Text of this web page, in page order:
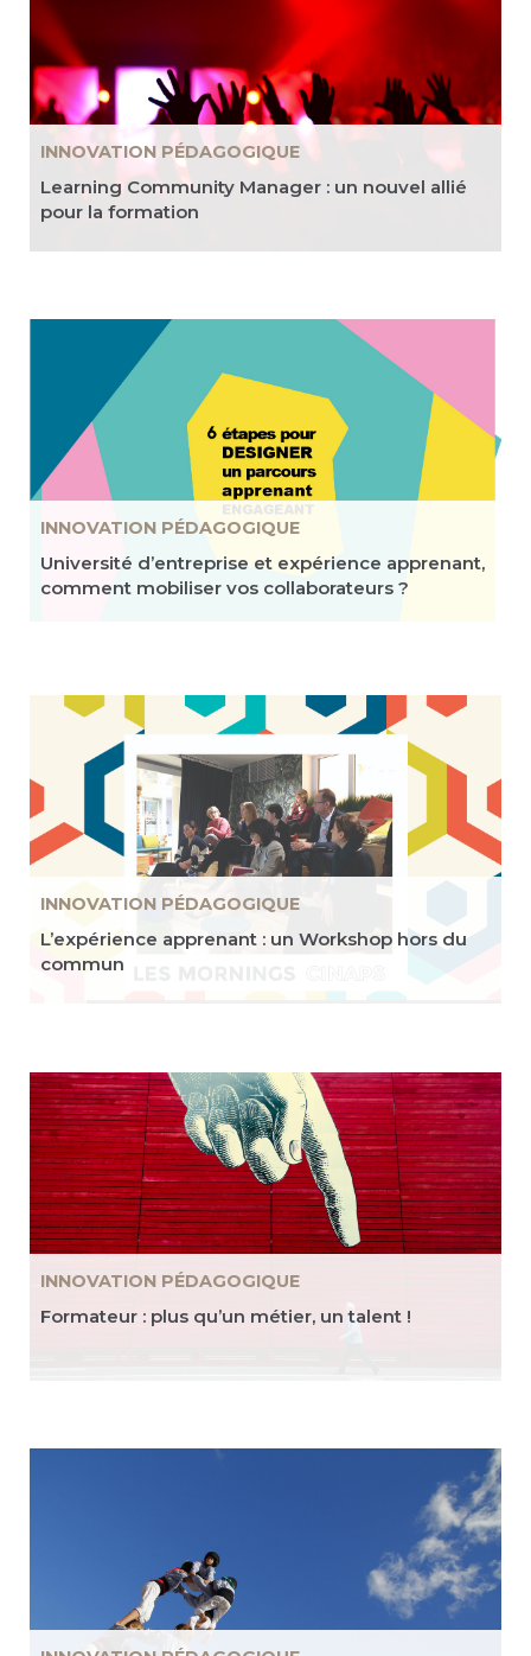
INNOVATION PÉDAGOGIQUE
Learning Community Manager : un nouvel allié
pour la formation
INNOVATION PÉDAGOGIQUE
Université d’entreprise et expérience apprenant,
comment mobiliser vos collaborateurs ?
INNOVATION PÉDAGOGIQUE
L’expérience apprenant : un Workshop hors du
commun
INNOVATION PÉDAGOGIQUE
Formateur : plus qu’un métier, un talent !